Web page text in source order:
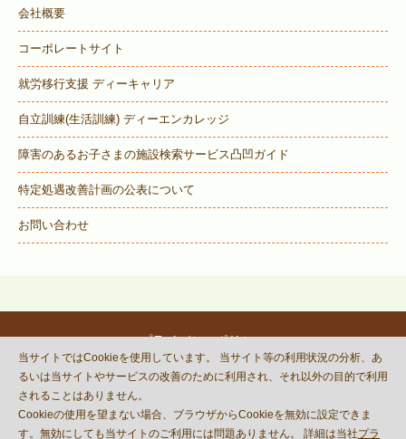
会社概要
コーポレートサイト
就労移行支援 ディーキャリア
自立訓練(生活訓練) ディーエンカレッジ
障害のあるお子さまの施設検索サービス凸凹ガイド
特定処遇改善計画の公表について
お問い合わせ
プライバシーポリシー
© DECOBOCO BASE Co.,Ltd.
and Terms of Serviceapply.
当サイトではCookieを使用しています。 当サイト等の利用状況の分析、あ
るいは当サイトやサービスの改善のために利用され、それ以外の目的で利用
されることはありません。
Cookieの使用を望まない場合、ブラウザからCookieを無効に設定できま
す。無効にしても当サイトのご利用には問題ありません。 詳細は当社プラ